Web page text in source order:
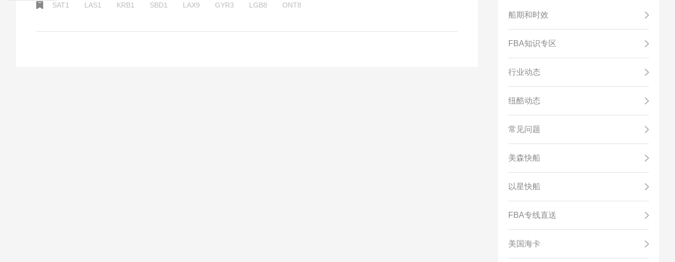
定。2.目前快递派送不受影响，建议客户近期尽量选择使用FedEx/UPS派
SAT1 LAS1 KRB1 SBD1 LAX9 GYR3 LGB8 ONT8
船期和时效
FBA知识专区
行业动态
纽酷动态
常见问题
美森快船
以星快船
FBA专线直送
美国海卡